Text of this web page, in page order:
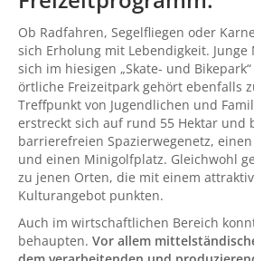
Ob Radfahren, Segelfliegen oder
sich Erholung mit Lebendigkeit. Junge
sich im hiesigen „Skate- und
örtliche Freizeitpark gehört ebenfalls
Treffpunkt von Jugendlichen und
erstreckt sich auf rund 55 Hektar und
barrierefreien Spazierwegenetz,
und einen Minigolfplatz. Gleichwohl
zu jenen Orten, die mit einem
Kulturangebot punkten.
Auch im wirtschaftlichen Bereich
behaupten. Vor allem